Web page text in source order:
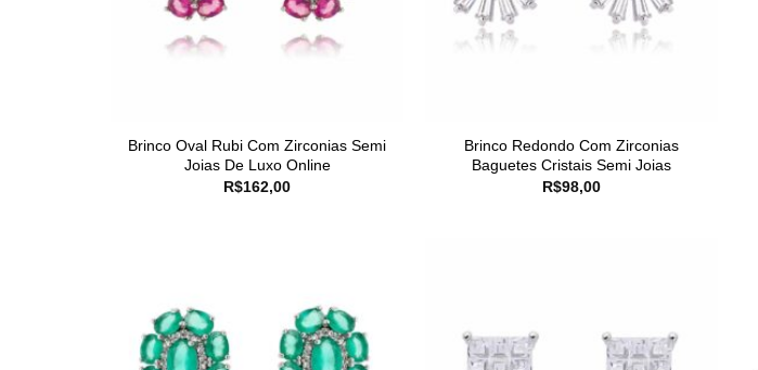
Brinco Oval Rubi Com Zirconias Semi
Joias De Luxo Online
R$162,00
Brinco Redondo Com Zirconias
Baguetes Cristais Semi Joias
R$98,00